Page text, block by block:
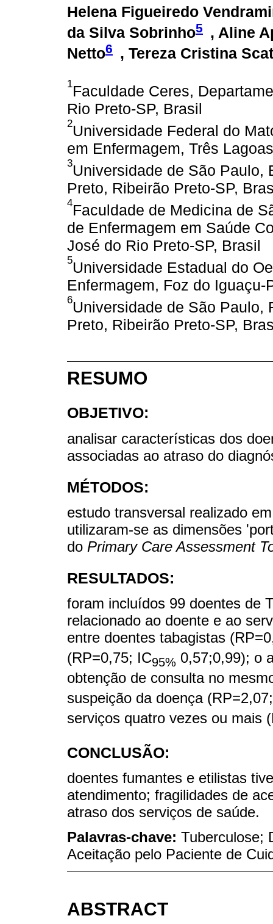
Helena Figueiredo
da Silva Sobrinho5
, Aline
Netto6 , Tereza Cristina
1Faculdade Ceres,
Rio Preto-SP, Brasil
2Universidade Federal do
em Enfermagem, Três
3Universidade de São Paulo,
Preto, Ribeirão Preto-SP,
4Faculdade de Medicina de
de Enfermagem em Saúde
José do Rio Preto-SP, Brasil
5Universidade Estadual do
Enfermagem, Foz do Iguaçu-
6Universidade de São Paulo,
Preto, Ribeirão Preto-SP,
RESUMO
OBJETIVO:
analisar características dos
associadas ao atraso do
MÉTODOS:
estudo transversal realizado
utilizaram-se as dimensões
do Primary Care Assessment
RESULTADOS:
foram incluídos 99 doentes de
relacionado ao doente e ao
entre doentes tabagistas
(RP=0,75; IC95% 0,57;0,99); o
obtenção de consulta no
suspeição da doença
serviços quatro vezes ou mais
CONCLUSÃO:
doentes fumantes e etilistas
atendimento; fragilidades de
atraso dos serviços de saúde.
Palavras-chave: Tuberculose;
Aceitação pelo Paciente de
ABSTRACT